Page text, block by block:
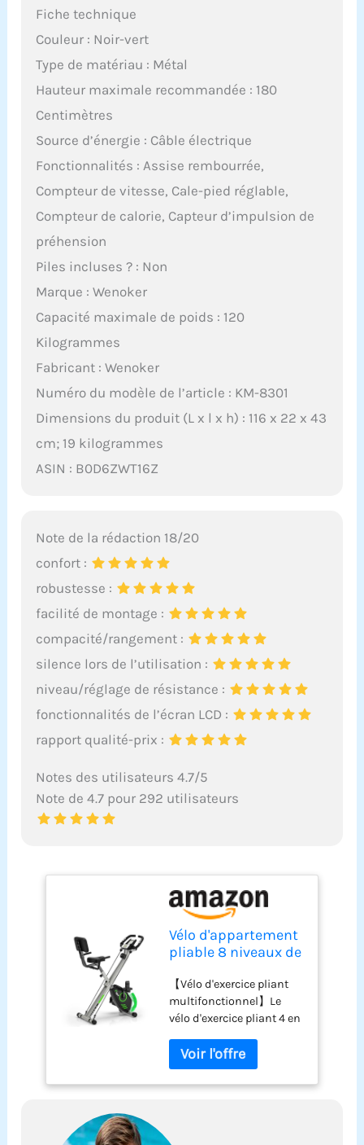
Fiche technique
Couleur : Noir-vert
Type de matériau : Métal
Hauteur maximale recommandée : 180
Centimètres
Source d’énergie : Câble électrique
Fonctionnalités : Assise rembourrée,
Compteur de vitesse, Cale-pied réglable,
Compteur de calorie, Capteur d’impulsion de
préhension
Piles incluses ? : Non
Marque : Wenoker
Capacité maximale de poids : 120
Kilogrammes
Fabricant : Wenoker
Numéro du modèle de l’article : KM-8301
Dimensions du produit (L x l x h) : 116 x 22 x 43
cm; 19 kilogrammes
ASIN : B0D6ZWT16Z
Note de la rédaction 18/20
confort :
robustesse :
facilité de montage :
compacité/rangement :
silence lors de l’utilisation :
niveau/réglage de résistance :
fonctionnalités de l’écran LCD :
rapport qualité-prix :
Notes des utilisateurs 4.7/5
Note de 4.7 pour 292 utilisateurs
Vélo d'appartement
pliable 8 niveaux de
magnétique avec
dossier selle
réglable écran LCD
multifonction pour
entraînement à
domicile
【Vélo d'exercice pliant
multifonctionnel】Le
vélo d'exercice pliant 4 en
d'entraînement
polyvalentes, vous
permettant de faire de
allongée. Que vous